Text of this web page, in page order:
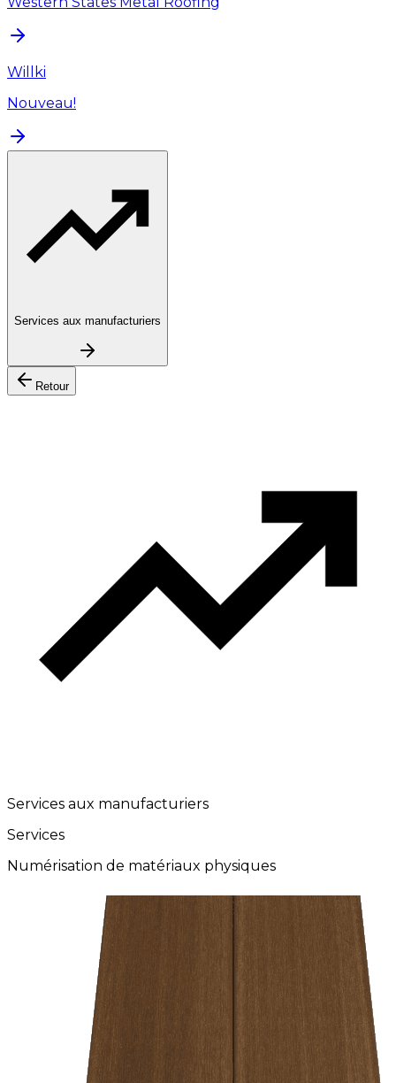
Willki
Nouveau!
Services aux manufacturiers
Retour
Services aux manufacturiers
Services
Numérisation de matériaux physiques